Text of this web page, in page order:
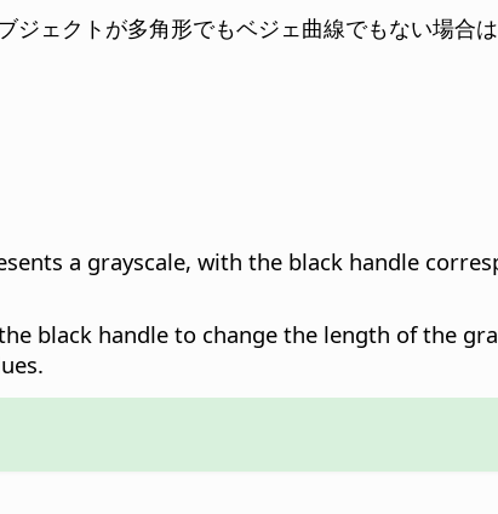
ジェクトが多角形でもベジェ曲線でもない場合
a grayscale, with the black handle
black handle to change the length of the